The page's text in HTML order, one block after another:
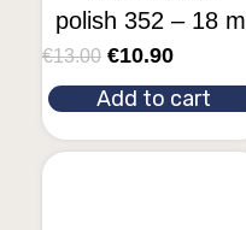
polish 352 – 18 ml
€13.00 €10.90
Add to cart